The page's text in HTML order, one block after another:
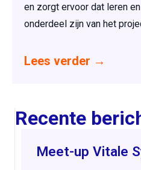
en zorgt ervoor dat leren
onderdeel zijn van het
Lees verder →
Recente
Meet-up Vitale